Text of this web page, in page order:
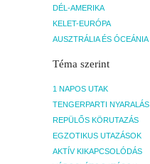
DÉL-AMERIKA
KELET-EURÓPA
AUSZTRÁLIA ÉS ÓCEÁNIA
Téma szerint
1 NAPOS UTAK
TENGERPARTI NYARALÁS
REPÜLŐS KÖRUTAZÁS
EGZOTIKUS UTAZÁSOK
AKTÍV KIKAPCSOLÓDÁS